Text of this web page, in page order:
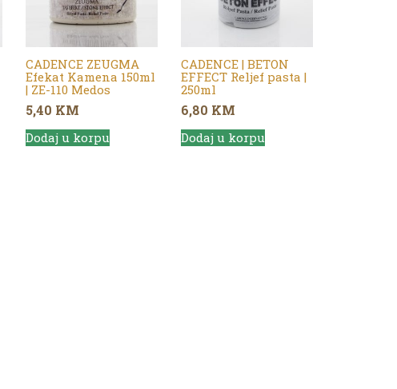
CADENCE ZEUGMA
Efekat Kamena 150ml
| ZE-110 Medos
5,40 KM
Dodaj u korpu
CADENCE | BETON
EFFECT Reljef pasta |
250ml
6,80 KM
Dodaj u korpu